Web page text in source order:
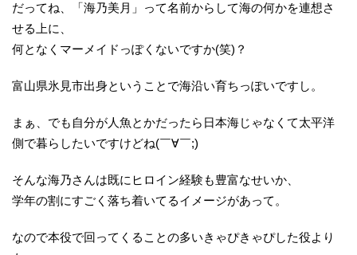
だってね、「海乃美月」って名前からして海の何かを連想さ
せる上に、
何となくマーメイドっぽくないですか(笑)？
富山県氷見市出身ということで海沿い育ちっぽいですし。
まぁ、でも自分が人魚とかだったら日本海じゃなくて太平洋
側で暮らしたいですけどね(￣∀￣;)
そんな海乃さんは既にヒロイン経験も豊富なせいか、
学年の割にすごく落ち着いてるイメージがあって。
なので本役で回ってくることの多いきゃぴきゃぴした役より